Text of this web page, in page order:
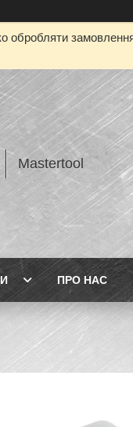
обробляти
Mastertool
ПРО НАС